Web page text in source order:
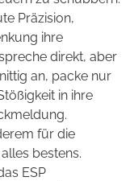
Präzision,
ihre
direkt, aber
an, packe nur
in ihre
für die
bestens.
ESP